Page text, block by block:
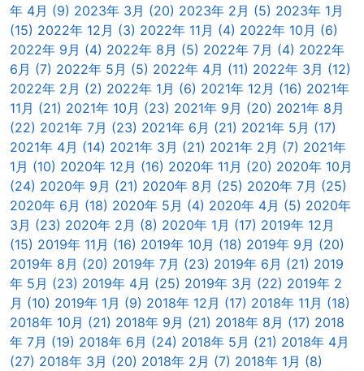
年 4月 (9) 2023年 3月 (20) 2023年 2月 (5) 2023年 1月
(15) 2022年 12月 (3) 2022年 11月 (4) 2022年 10月 (6)
2022年 9月 (4) 2022年 8月 (5) 2022年 7月 (4) 2022年
6月 (7) 2022年 5月 (5) 2022年 4月 (11) 2022年 3月 (12)
2022年 2月 (2) 2022年 1月 (6) 2021年 12月 (16) 2021年
11月 (21) 2021年 10月 (23) 2021年 9月 (20) 2021年 8月
(22) 2021年 7月 (23) 2021年 6月 (21) 2021年 5月 (17)
2021年 4月 (14) 2021年 3月 (21) 2021年 2月 (7) 2021年
1月 (10) 2020年 12月 (16) 2020年 11月 (20) 2020年 10月
(24) 2020年 9月 (21) 2020年 8月 (25) 2020年 7月 (25)
2020年 6月 (18) 2020年 5月 (4) 2020年 4月 (5) 2020年
3月 (23) 2020年 2月 (8) 2020年 1月 (17) 2019年 12月
(15) 2019年 11月 (16) 2019年 10月 (18) 2019年 9月 (20)
2019年 8月 (20) 2019年 7月 (23) 2019年 6月 (21) 2019
年 5月 (23) 2019年 4月 (25) 2019年 3月 (22) 2019年 2
月 (10) 2019年 1月 (9) 2018年 12月 (17) 2018年 11月 (18)
2018年 10月 (21) 2018年 9月 (21) 2018年 8月 (17) 2018
年 7月 (19) 2018年 6月 (24) 2018年 5月 (21) 2018年 4月
(27) 2018年 3月 (20) 2018年 2月 (7) 2018年 1月 (8)